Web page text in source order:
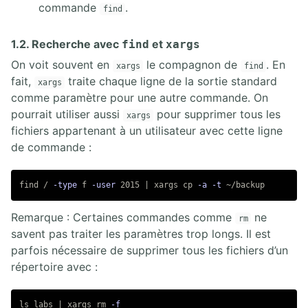
11.3. Gestion du réseau Linux avec NetworkManager
11.4. Gestion du réseau Linux avec la librairie iproute2
11.5. Gestion du réseau Linux avec la librairie Netplan
11.6. Outils Linux réseau
12. SECURE SHELL
13. GESTION SÉCURISÉE
13.1. Localisation et synchronisation
13.2. Tâches planifiées
13.3. Journalisation Systemd et Syslog
13.4. Sécurités MAC SElinux et AppArmor
commande find .
1.2. Recherche avec find et xargs
On voit souvent en xargs le compagnon de find . En
fait,
xargs
traite chaque ligne de la sortie standard
comme paramètre pour une autre commande. On
pourrait utiliser aussi
xargs
pour supprimer tous les
fichiers appartenant à un utilisateur avec cette ligne
de commande :
find / -type f -user 2015 | xargs cp -a -t
Remarque : Certaines commandes comme rm
ne
savent pas traiter les paramètres trop longs. Il est
parfois nécessaire de supprimer tous les fichiers d’un
répertoire avec :
ls labs | xargs rm -f